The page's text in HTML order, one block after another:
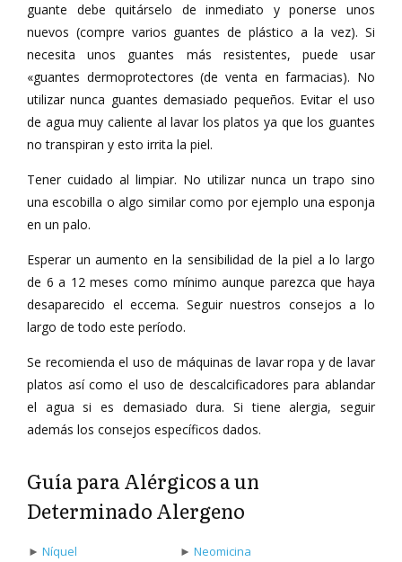
guante debe quitárselo de inmediato y ponerse unos
nuevos (compre varios guantes de plástico a la vez). Si
necesita unos guantes más resistentes, puede usar
«guantes dermoprotectores (de venta en farmacias). No
utilizar nunca guantes demasiado pequeños. Evitar el uso
de agua muy caliente al lavar los platos ya que los guantes
no transpiran y esto irrita la piel.
Tener cuidado al limpiar. No utilizar nunca un trapo sino
una escobilla o algo similar como por ejemplo una esponja
en un palo.
Esperar un aumento en la sensibilidad de la piel a lo largo
de 6 a 12 meses como mínimo aunque parezca que haya
desaparecido el eccema. Seguir nuestros consejos a lo
largo de todo este período.
Se recomienda el uso de máquinas de lavar ropa y de lavar
platos así como el uso de descalcificadores para ablandar
el agua si es demasiado dura. Si tiene alergia, seguir
además los consejos específicos dados.
Guía para Alérgicos a un
Determinado Alergeno
► Níquel ► Neomicina